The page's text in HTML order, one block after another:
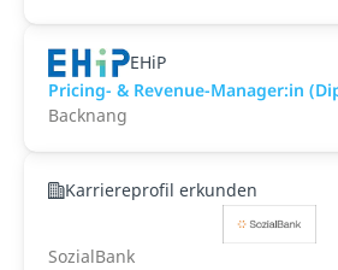
EHiP
Pricing- & Revenue-Manager:in
Backnang
Karriereprofil erkunden
SozialBank